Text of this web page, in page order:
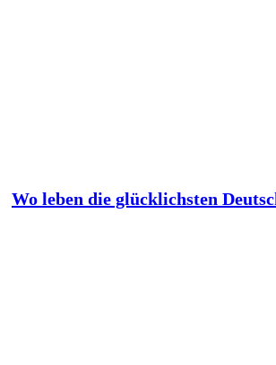
Wo leben die glücklichsten